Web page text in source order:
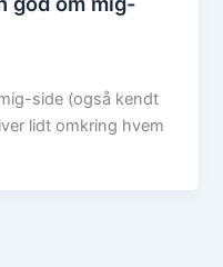
side (også kendt
lidt omkring hvem